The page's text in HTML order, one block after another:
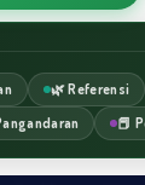
🌿 Referensi
📕